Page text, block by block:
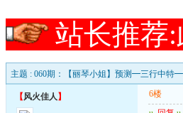
站长推荐:
主题 : 060期：【丽琴小姐】预测━三行中特━
【风火佳人 】
6楼